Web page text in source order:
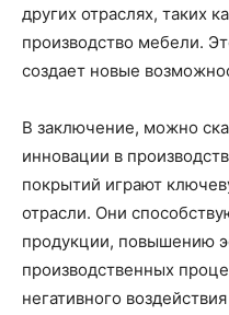
других отраслях, таких
производство мебели.
создает новые
В заключение, можно
инновации в
покрытий играют
отрасли. Они
продукции, повышению
производственных
негативного